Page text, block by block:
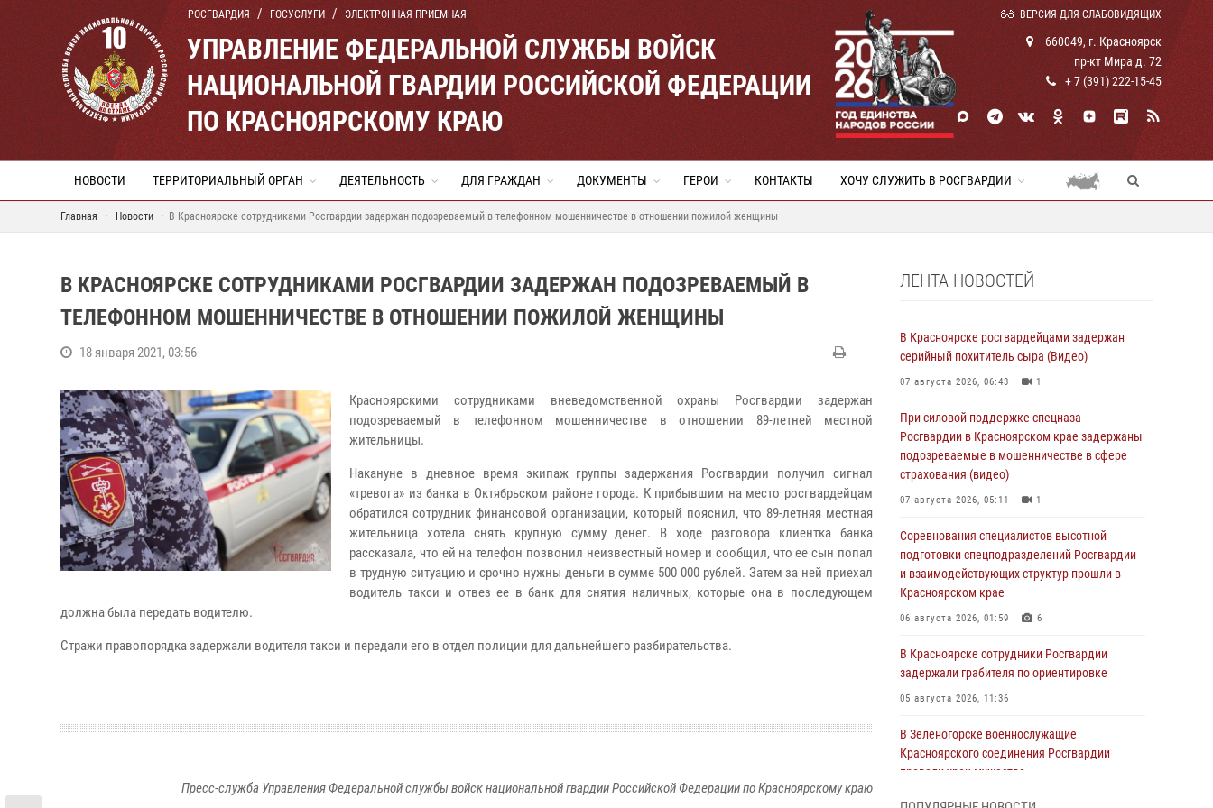
РОСГВАРДИЯ ГОСУСЛУГИ ЭЛЕКТРОННАЯ ПРИЕМНАЯ ВЕРСИЯ ДЛЯ СЛАБОВИДЯЩИХ
УПРАВЛЕНИЕ ФЕДЕРАЛЬНОЙ СЛУЖБЫ ВОЙСК
НАЦИОНАЛЬНОЙ ГВАРДИИ РОССИЙСКОЙ ФЕДЕРАЦИИ
ПО КРАСНОЯРСКОМУ КРАЮ
660049, г. Красноярск
пр-кт Мира д. 72
+ 7 (391) 222-15-45
НОВОСТИ ТЕРРИТОРИАЛЬНЫЙ ОРГАН ДЕЯТЕЛЬНОСТЬ ДЛЯ ГРАЖДАН ДОКУМЕНТЫ ГЕРОИ КОНТАКТЫ ХОЧУ СЛУЖИТЬ В РОСГВАРДИИ
Главная Новости В Красноярске сотрудниками Росгвардии задержан подозреваемый в телефонном мошенничестве в отношении пожилой женщины
В КРАСНОЯРСКЕ СОТРУДНИКАМИ РОСГВАРДИИ ЗАДЕРЖАН ПОДОЗРЕВАЕМЫЙ В
ТЕЛЕФОННОМ МОШЕННИЧЕСТВЕ В ОТНОШЕНИИ ПОЖИЛОЙ ЖЕНЩИНЫ
18 января 2021, 03:56
Красноярскими сотрудниками вневедомственной охраны Росгвардии задержан
подозреваемый в телефонном мошенничестве в отношении 89-летней местной
жительницы.
Накануне в дневное время экипаж группы задержания Росгвардии получил сигнал
«тревога» из банка в Октябрьском районе города. К прибывшим на место росгвардейцам
обратился сотрудник финансовой организации, который пояснил, что 89-летняя местная
жительница хотела снять крупную сумму денег. В ходе разговора клиентка банка
рассказала, что ей на телефон позвонил неизвестный номер и сообщил, что ее сын попал
в трудную ситуацию и срочно нужны деньги в сумме 500 000 рублей. Затем за ней приехал
водитель такси и отвез ее в банк для снятия наличных, которые она в последующем
должна была передать водителю.
Стражи правопорядка задержали водителя такси и передали его в отдел полиции для дальнейшего разбирательства.
Пресс-служба Управления Федеральной службы войск национальной гвардии Российской Федерации по Красноярскому краю
ЛЕНТА НОВОСТЕЙ
В Красноярске росгвардейцами задержан
серийный похититель сыра (Видео)
07 августа 2026, 06:43 1
При силовой поддержке спецназа
Росгвардии в Красноярском крае задержаны
подозреваемые в мошенничестве в сфере
страхования (видео)
07 августа 2026, 05:11 1
Соревнования специалистов высотной
подготовки спецподразделений Росгвардии
и взаимодействующих структур прошли в
Красноярском крае
06 августа 2026, 01:59 6
В Красноярске сотрудники Росгвардии
задержали грабителя по ориентировке
05 августа 2026, 11:36
В Зеленогорске военнослужащие
Красноярского соединения Росгвардии
провели урок мужества